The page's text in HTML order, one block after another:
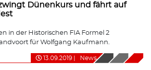
Dünenkurs und fährt auf
in der Historischen FIA Formel 2
für Wolfgang Kaufmann.
13.09.2019 News